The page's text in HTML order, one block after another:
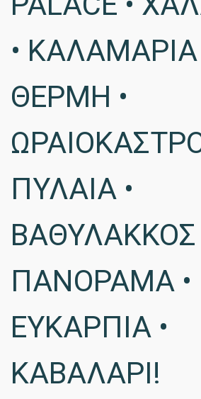
• ΚΑΛΑΜΑΡΙΑ
ΘΕΡΜΗ •
ΠΥΛΑΙΑ •
ΒΑΘΥΛΑΚΚΟΣ
ΠΑΝΟΡΑΜΑ •
ΕΥΚΑΡΠΙΑ •
ΚΑΒΑΛΑΡΙ!